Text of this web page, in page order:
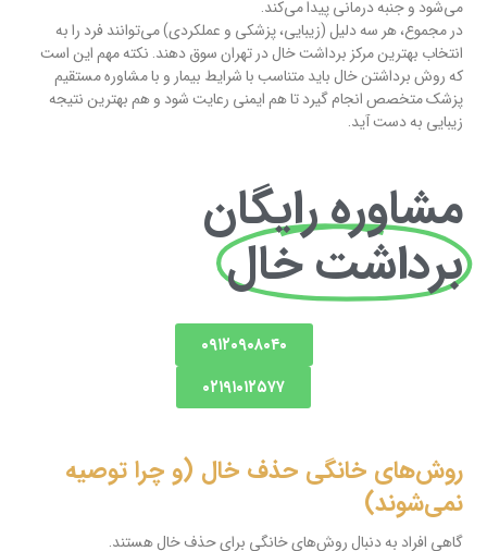
می‌شود و جنبه درمانی پیدا می‌کند.
در مجموع، هر سه دلیل (زیبایی، پزشکی و عملکردی) می‌توانند فرد را به
انتخاب بهترین مرکز برداشت خال در تهران سوق دهند. نکته مهم این است
که روش برداشتن خال باید متناسب با شرایط بیمار و با مشاوره مستقیم
پزشک متخصص انجام گیرد تا هم ایمنی رعایت شود و هم بهترین نتیجه
زیبایی به دست آید.
مشاوره رایگان
برداشت خال
۰۹۱۲۰۹۰۸۰۴۰
۰۲۱۹۱۰۱۲۵۷۷
روش‌های خانگی حذف خال (و چرا توصیه
نمی‌شوند)
گاهی افراد به دنبال روش‌های خانگی برای حذف خال هستند.